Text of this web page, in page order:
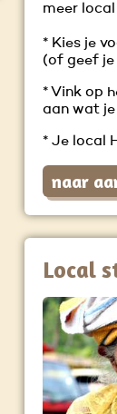
meer
* Kies je
(of geef je
* Vink op
aan wat
* Je local
naar
Local